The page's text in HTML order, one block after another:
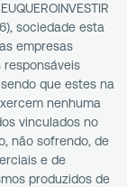
sociedade esta
empresas
que estes na
nenhuma
vinculados no
não sofrendo, de
e de
produzidos de